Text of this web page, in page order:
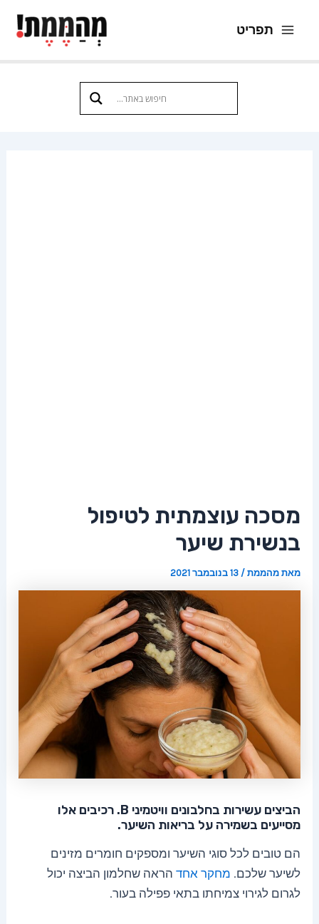
לתוכן
תפריט
מסכה עוצמתית לטיפול
בנשירת שיער
מאתמהממת/13 בנובמבר 2021
הביצים עשירות בחלבונים וויטמיני B. רכיבים אלו
מסייעים בשמירה על בריאות השיער.
הם טובים לכל סוגי השיער ומספקים חומרים מזינים
לשיער שלכם. מחקר אחד הראה שחלמון הביצה יכול
לגרום לגירוי צמיחתו בתאי פפילה בעור.